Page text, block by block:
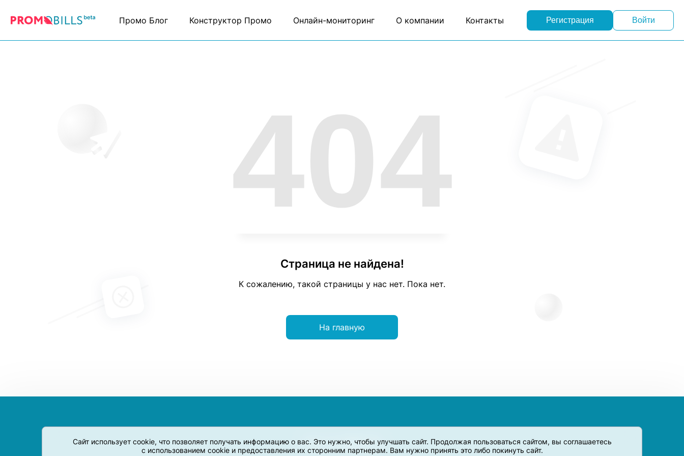
Сайт использует cookie, что позволяет получать информацию о вас. Это нужно, чтобы улучшать сайт. Продолжая пользоваться сайтом, вы соглашаетесь
с использованием cookie и предоставления их сторонним партнерам. Вам нужно принять это либо покинуть сайт.
Промо Блог Конструктор Промо Онлайн-мониторинг О компании Контакты Регистрация Войти
404
Страница не найдена!
К сожалению, такой страницы у нас нет. Пока нет.
На главную